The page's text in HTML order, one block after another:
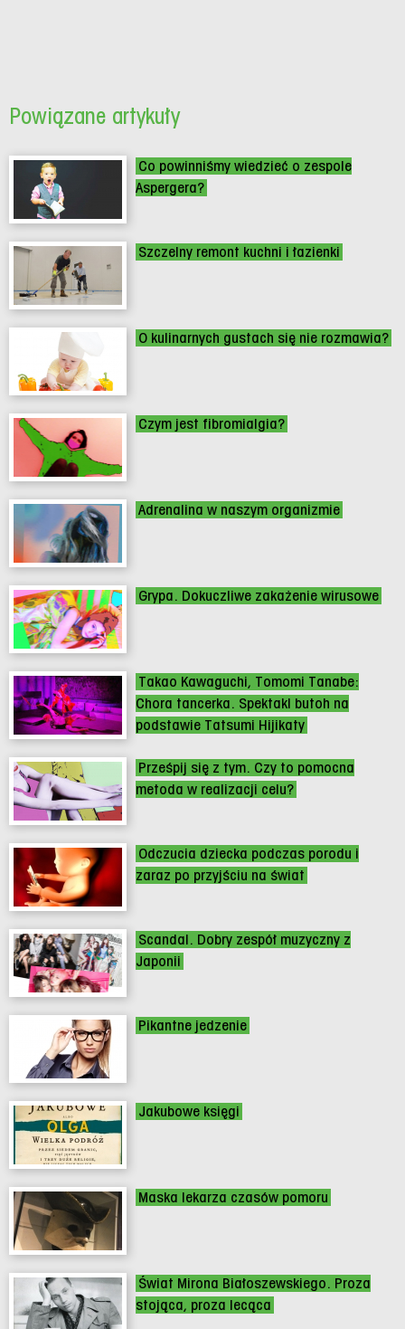
Powiązane artykuły
Co powinniśmy wiedzieć o zespole
Aspergera?
Szczelny remont kuchni i łazienki
O kulinarnych gustach się nie rozmawia?
Czym jest fibromialgia?
Adrenalina w naszym organizmie
Grypa. Dokuczliwe zakażenie wirusowe
Takao Kawaguchi, Tomomi Tanabe:
Chora tancerka. Spektakl butoh na
podstawie Tatsumi Hijikaty
Prześpij się z tym. Czy to pomocna
metoda w realizacji celu?
Odczucia dziecka podczas porodu i
zaraz po przyjściu na świat
Scandal. Dobry zespół muzyczny z
Japonii
Pikantne jedzenie
Jakubowe księgi
Maska lekarza czasów pomoru
Świat Mirona Białoszewskiego. Proza
stojąca, proza lecąca